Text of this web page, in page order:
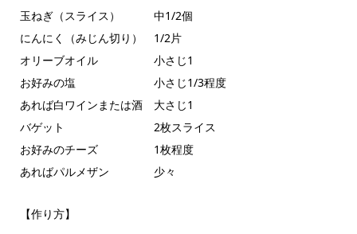
玉ねぎ（スライス） 中1/2個
にんにく（みじん切り） 1/2片
オリーブオイル 小さじ1
お好みの塩 小さじ1/3程度
あれば白ワインまたは酒 大さじ1
バゲット 2枚スライス
お好みのチーズ 1枚程度
あればパルメザン 少々
【作り方】